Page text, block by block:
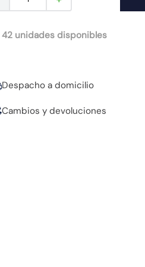
42 unidades disponibles
Despacho a domicilio
Cambios y devoluciones